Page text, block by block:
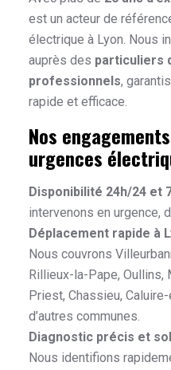
est un acteur de
électrique à Lyon. Nous
auprès des particuliers
professionnels,
rapide et efficace.
Nos
urgences
Disponibilité 24h/24 et
intervenons en urgence,
Déplacement rapide à
Nous couvrons
Rillieux-la-Pape, Oullins,
Priest, Chassieu,
d’autres communes.
Diagnostic précis et
Nous identifions